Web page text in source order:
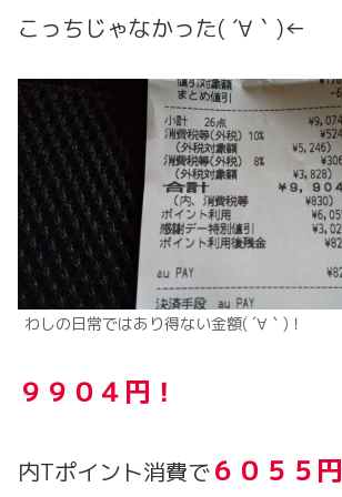
こっちじゃなかった( ´∀｀)←
わしの日常ではあり得ない金額( ´∀｀)！
９９０４円！
内Tポイント消費で６０５５円